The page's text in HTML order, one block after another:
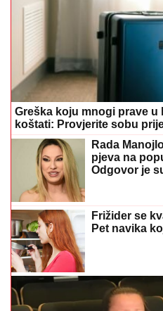
Greška koju mnogi prave
koštati: Provjerite sobu
Rada
pjeva na
Odgovor je
Frižider se
Pet navika